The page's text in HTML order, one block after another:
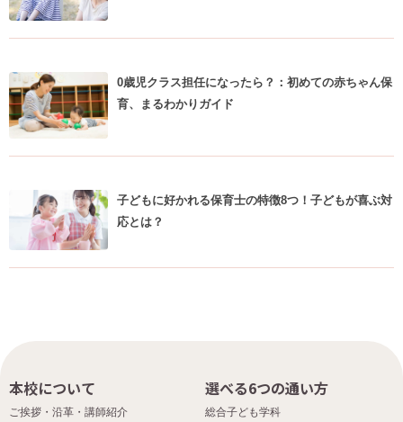
0歳児クラス担任になったら？：初めての赤ちゃん保
育、まるわかりガイド
子どもに好かれる保育士の特徴8つ！子どもが喜ぶ対
応とは？
本校について
ご挨拶・沿革・講師紹介
選べる6つの通い方
総合子ども学科